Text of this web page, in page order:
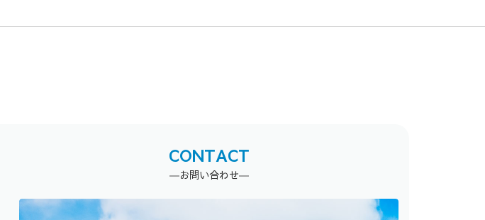
CONTACT
―お問い合わせ―